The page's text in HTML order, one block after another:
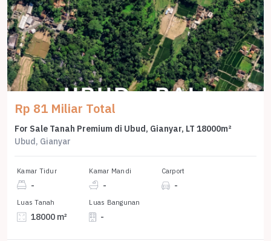
Rp 81 Miliar Total
For Sale Tanah Premium di Ubud, Gianyar, LT 18000m²
Ubud, Gianyar
Kamar Tidur
-
Kamar Mandi
-
Carport
-
Luas Tanah
18000 m²
Luas Bangunan
-